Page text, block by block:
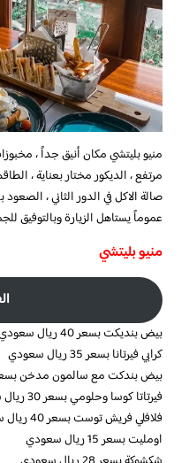
منيو بليتشيمكان أنيق جداً ،
مرتفع ، الديكور مختار بعناية ،
صالة الاكل في الدور الثاني ،
عموماً يستاهل الزيارة وبالتوفيق
منيو بليتشي
بيض بنديكت بسعر 40 ريال سعودي
كرابي فيرتانا بسعر 35 ريال سعودي
بيض بندكت مع سالمون مدخن بسعر 65 ريال
فيرتاتا كوسا وحلومي بسعر 30 ريال سعودي
فلافلي فريش توست بسعر 40 ريال سعودي
اومليت بسعر 15 ريال سعودي